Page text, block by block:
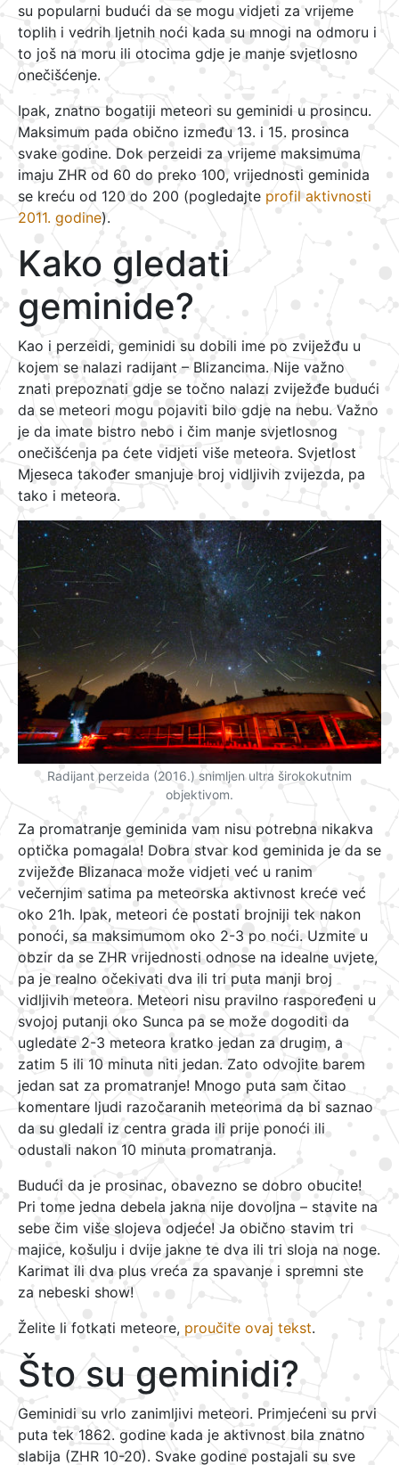
su popularni budući da se mogu vidjeti za vrijeme
toplih i vedrih ljetnih noći kada su mnogi na odmoru i
to još na moru ili otocima gdje je manje svjetlosno
onečišćenje.
Ipak, znatno bogatiji meteori su geminidi u prosincu.
Maksimum pada obično između 13. i 15. prosinca
svake godine. Dok perzeidi za vrijeme maksimuma
imaju ZHR od 60 do preko 100, vrijednosti geminida
se kreću od 120 do 200 (pogledajte profil aktivnosti
2011. godine).
Kako gledati
geminide?
Kao i perzeidi, geminidi su dobili ime po zviježđu u
kojem se nalazi radijant – Blizancima. Nije važno
znati prepoznati gdje se točno nalazi zviježđe budući
da se meteori mogu pojaviti bilo gdje na nebu. Važno
je da imate bistro nebo i čim manje svjetlosnog
onečišćenja pa ćete vidjeti više meteora. Svjetlost
Mjeseca također smanjuje broj vidljivih zvijezda, pa
tako i meteora.
Radijant perzeida (2016.) snimljen ultra širokokutnim
objektivom.
Za promatranje geminida vam nisu potrebna nikakva
optička pomagala! Dobra stvar kod geminida je da se
zviježđe Blizanaca može vidjeti već u ranim
večernjim satima pa meteorska aktivnost kreće već
oko 21h. Ipak, meteori će postati brojniji tek nakon
ponoći, sa maksimumom oko 2-3 po noći. Uzmite u
obzir da se ZHR vrijednosti odnose na idealne uvjete,
pa je realno očekivati dva ili tri puta manji broj
vidljivih meteora. Meteori nisu pravilno raspoređeni u
svojoj putanji oko Sunca pa se može dogoditi da
ugledate 2-3 meteora kratko jedan za drugim, a
zatim 5 ili 10 minuta niti jedan. Zato odvojite barem
jedan sat za promatranje! Mnogo puta sam čitao
komentare ljudi razočaranih meteorima da bi saznao
da su gledali iz centra grada ili prije ponoći ili
odustali nakon 10 minuta promatranja.
Budući da je prosinac, obavezno se dobro obucite!
Pri tome jedna debela jakna nije dovoljna – stavite na
sebe čim više slojeva odjeće! Ja obično stavim tri
majice, košulju i dvije jakne te dva ili tri sloja na noge.
Karimat ili dva plus vreća za spavanje i spremni ste
za nebeski show!
Želite li fotkati meteore, proučite ovaj tekst.
Što su geminidi?
Geminidi su vrlo zanimljivi meteori. Primjećeni su prvi
puta tek 1862. godine kada je aktivnost bila znatno
slabija (ZHR 10-20). Svake godine postajali su sve